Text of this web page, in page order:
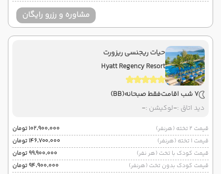
مشاوره و رزرو رایگان
حیات ریجنسی ریزورت
Hyatt Regency Resort
7 شب اقامت فقط صبحانه(BB)
دید اتاق :-لوکیشن :-
قیمت 2 تخته (هرنفر)
۱۰۲٬۹۰۰٬۰۰۰ تومان
قیمت 1 تخته (هرنفر)
۱۴۶٬۷۰۰٬۰۰۰ تومان
قیمت کودک با تخت (هر نفر)
۹۹٬۹۰۰٬۰۰۰ تومان
قیمت کودک بدون تخت (هرنفر)
۹۴٬۹۰۰٬۰۰۰ تومان